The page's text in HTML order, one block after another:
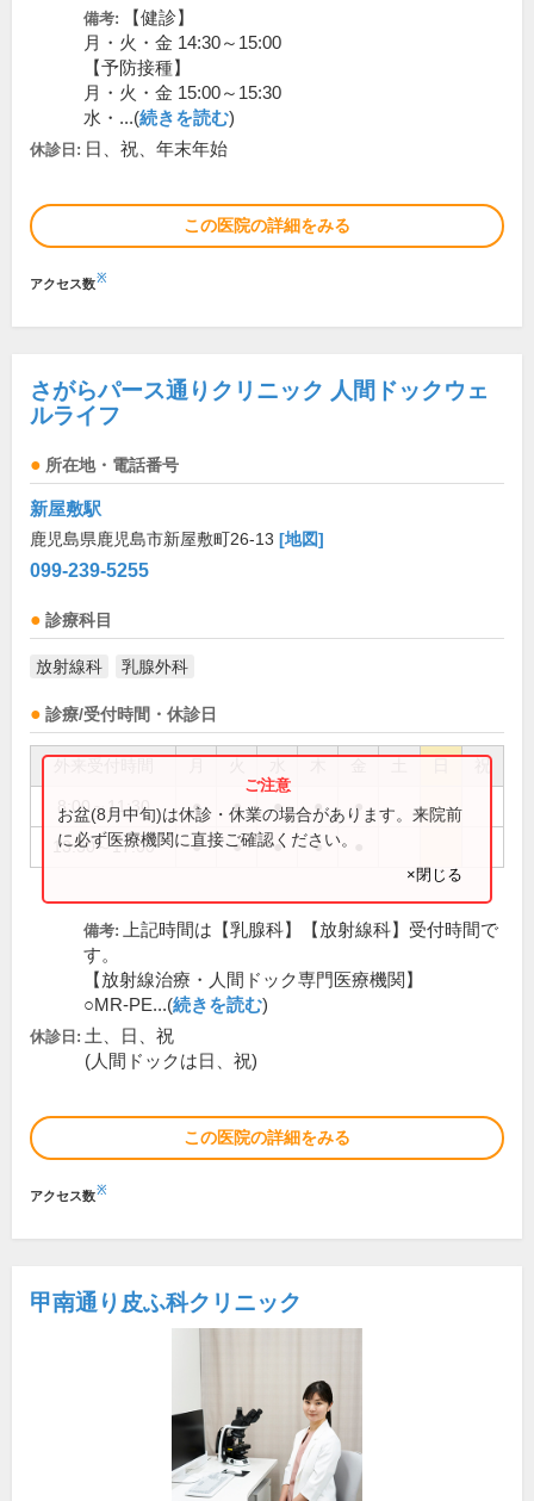
備考:
【健診】
月・火・金 14:30～15:00
【予防接種】
月・火・金 15:00～15:30
水・...(続きを読む)
休診日: 日、祝、年末年始
この医院の詳細をみる
アクセス数※
さがらパース通りクリニック 人間ドックウェ
ルライフ
所在地・電話番号
新屋敷駅
鹿児島県鹿児島市新屋敷町26-13 [地図]
099-239-5255
診療科目
放射線科 乳腺外科
診療/受付時間・休診日
祝
8:00～11:30 ● ● ● ● ●
13:30～17:00 ● ● ● ●
お盆(8月中旬)は休診・休業の場合があります。来院前
に必ず医療機関に直接ご確認ください。
×閉じる
備考:
上記時間は【乳腺科】【放射線科】受付時間で
す。
【放射線治療・人間ドック専門医療機関】
○MR-PE...(続きを読む)
休診日: 土、日、祝
(人間ドックは日、祝)
この医院の詳細をみる
アクセス数※
甲南通り皮ふ科クリニック